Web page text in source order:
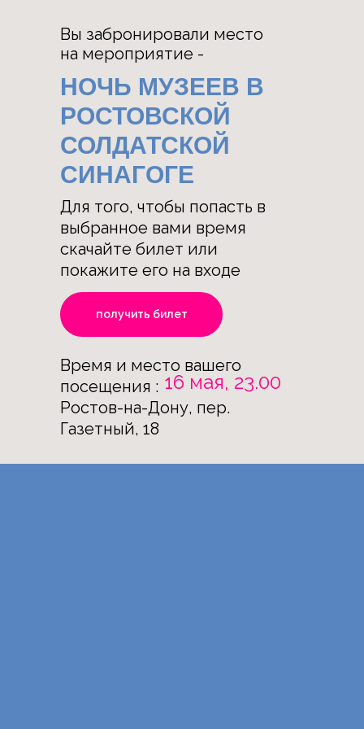
Вы забронировали место
на мероприятие -
Время и место вашего
посещения :
Ростов-на-Дону, пер.
Газетный, 18
16 мая, 23.00
НОЧЬ МУЗЕЕВ В
РОСТОВСКОЙ
СОЛДАТСКОЙ
СИНАГОГЕ
Для того, чтобы попасть в
выбранное вами время
скачайте билет или
покажите его на входе
получить билет